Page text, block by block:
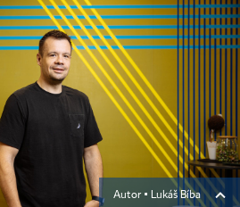
Autor ▪ Lukáš Bíba